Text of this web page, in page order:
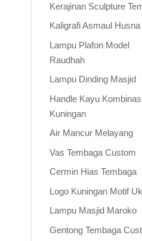
Kerajinan Sculpture
Kaligrafi Asmaul Husna
Lampu Plafon Model
Raudhah
Lampu Dinding Masjid
Handle Kayu
Kuningan
Air Mancur Melayang
Vas Tembaga Custom
Cermin Hias Tembaga
Logo Kuningan Motif
Lampu Masjid Maroko
Gentong Tembaga